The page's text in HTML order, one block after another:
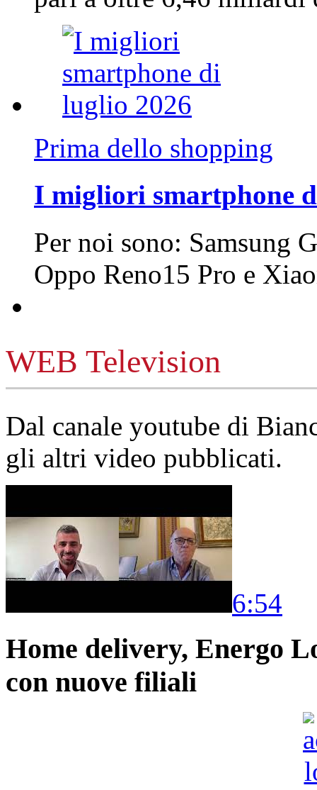
Prima dello shopping
I migliori smartphone
Per noi sono: Samsung
Oppo Reno15 Pro e
WEB Television
Dal canale youtube di
gli altri video pubblicati.
6:54
Home delivery, Energo
con nuove filiali